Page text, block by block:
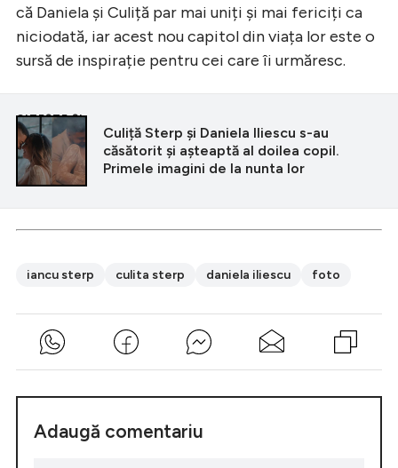
că Daniela și Culiță par mai uniți și mai fericiți ca
niciodată, iar acest nou capitol din viața lor este o
sursă de inspirație pentru cei care îi urmăresc.
CITEȘTE ȘI
Culiță Sterp și Daniela Iliescu s-au
căsătorit și așteaptă al doilea copil.
Primele imagini de la nunta lor
iancu sterp culita sterp daniela iliescu foto
Adaugă comentariu